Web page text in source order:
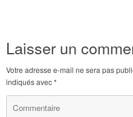
Laisser un
Votre adresse e-mail ne sera pas
indiqués avec*